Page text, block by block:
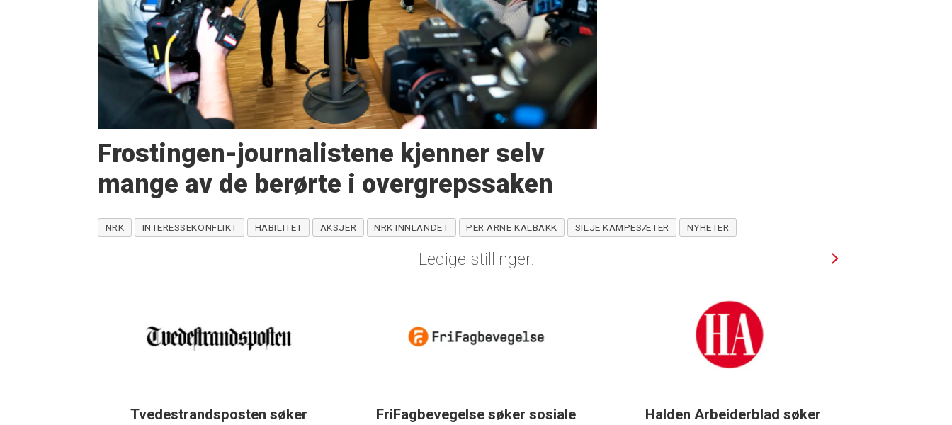
Frostingen-journalistene kjenner selv
mange av de berørte i overgrepssaken
NRK INTERESSEKONFLIKT HABILITET AKSJER NRK INNLANDET PER ARNE KALBAKK SILJE KAMPESÆTER NYHETER
Ledige stillinger:
Tvedestrandsposten søker
FriFagbevegelse søker sosiale
Halden Arbeiderblad søker